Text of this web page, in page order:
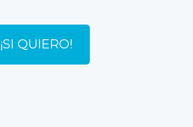
¡SI QUIERO!